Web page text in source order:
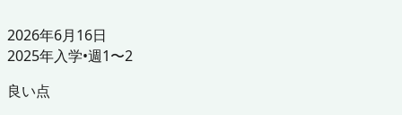
2026年6月16日
2025年入学•週1〜2
良い点